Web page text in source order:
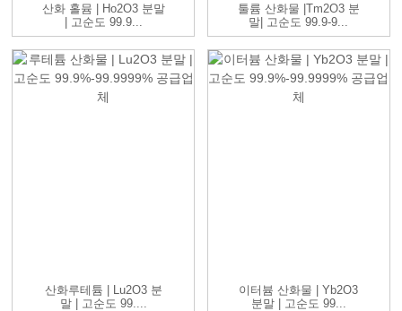
산화 홀뮴 | Ho2O3 분말
| 고순도 99.9...
툴륨 산화물 |Tm2O3 분
말| 고순도 99.9-9...
산화루테튬 | Lu2O3 분
말 | 고순도 99....
이터븀 산화물 | Yb2O3
분말 | 고순도 99...